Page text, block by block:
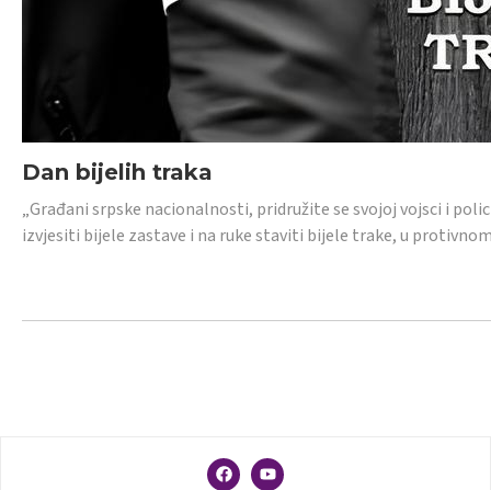
Dan bijelih traka
„Građani srpske nacionalnosti, pridružite se svojoj vojsci i
izvjesiti bijele zastave i na ruke staviti bijele trake, u